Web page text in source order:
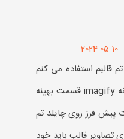
2024-05-10
قالبم استفاده می کنم
حالا باید توی تنظیمات افزونه imagify قسمت بهینه
پیش فرز روی چایلد تم
تصاویر قالب باید خود